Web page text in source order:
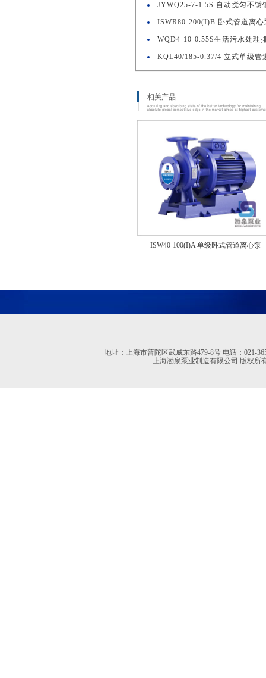
JYWQ25-7-1.5S 自动搅匀不锈
ISWR80-200(I)B 卧式管道离心
WQD4-10-0.55S生活污水处理
KQL40/185-0.37/4 立式单级管
相关产品
ISW40-100(I)A 单级卧式管道离心泵
地址：上海市普陀区武威东路479-8号 电话：021-
上海渤泉泵业制造有限公司 版权所